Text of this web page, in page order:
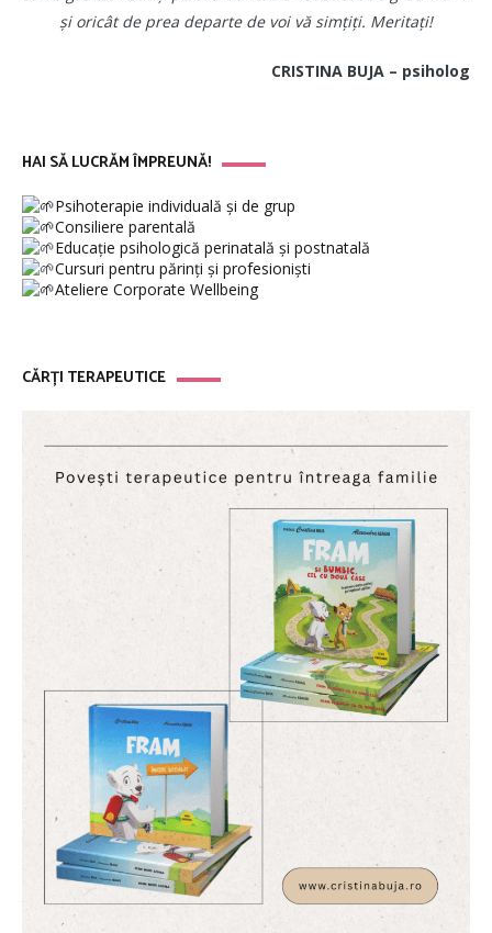
și oricât de prea departe de voi vă simțiți. Meritați!
CRISTINA BUJA – psiholog
HAI SĂ LUCRĂM ÎMPREUNĂ!
Psihoterapie individuală și de grup
Consiliere parentală
Educație psihologică perinatală și postnatală
Cursuri pentru părinți și profesioniști
Ateliere Corporate Wellbeing
CĂRȚI TERAPEUTICE